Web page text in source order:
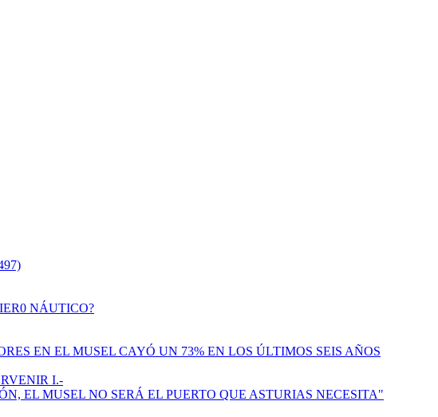
NÁUTICO?
EN EL MUSEL CAYÓ UN 73% EN LOS ÚLTIMOS SEIS AÑOS
I.-
EL MUSEL NO SERÁ EL PUERTO QUE ASTURIAS NECESITA"